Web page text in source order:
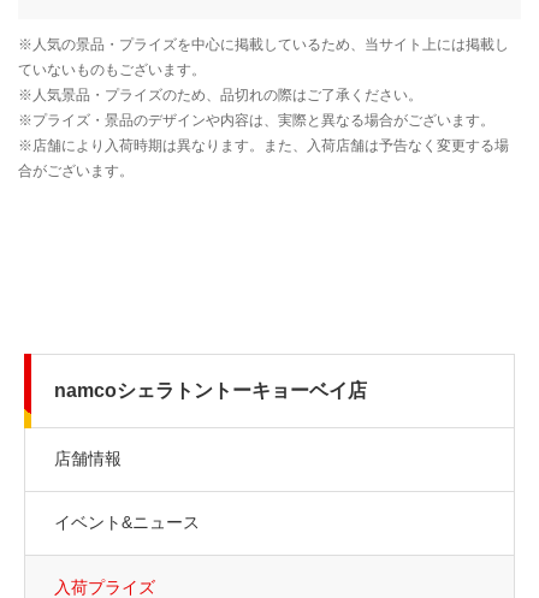
namcoシェラトントーキョーベイ店
店舗情報
イベント&ニュース
入荷プライズ